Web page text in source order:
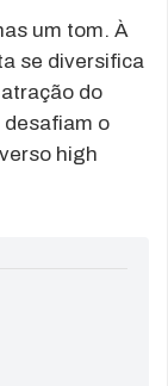
um tom. À
se diversifica
do
desafiam o
high